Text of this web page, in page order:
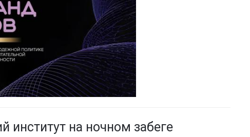
институт на ночном забеге